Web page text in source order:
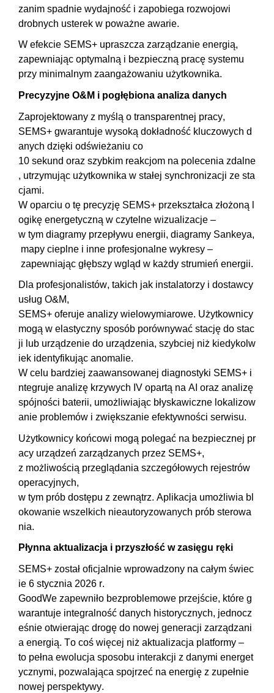
zanim spadnie wydajność i zapobiega rozwojowi
drobnych usterek w poważne awarie.
W efekcie SEMS+ upraszcza zarządzanie energią,
zapewniając optymalną i bezpieczną pracę systemu
przy minimalnym zaangażowaniu użytkownika.
Precyzyjne O&M i pogłębiona analiza danych
Zaprojektowany z myślą o transparentnej pracy,
SEMS+ gwarantuje wysoką dokładność kluczowych d
anych dzięki odświeżaniu co
10 sekund oraz szybkim reakcjom na polecenia zdalne
, utrzymując użytkownika w stałej synchronizacji ze sta
cjami.
W oparciu o tę precyzję SEMS+ przekształca złożoną
ogikę energetyczną w czytelne wizualizacje –
w tym diagramy przepływu energii, diagramy Sankeya,
mapy cieplne i inne profesjonalne wykresy –
zapewniając głębszy wgląd w każdy strumień energii.
Dla profesjonalistów, takich jak instalatorzy i dostawcy
usług O&M,
SEMS+ oferuje analizy wielowymiarowe. Użytkownicy
mogą w elastyczny sposób porównywać stację do stac
ji lub urządzenie do urządzenia, szybciej niż kiedykolw
iek identyfikując anomalie.
W celu bardziej zaawansowanej diagnostyki SEMS+ i
ntegruje analizę krzywych IV opartą na AI oraz analizę
spójności baterii, umożliwiając błyskawiczne lokalizow
anie problemów i zwiększanie efektywności serwisu.
Użytkownicy końcowi mogą polegać na bezpiecznej pr
acy urządzeń zarządzanych przez SEMS+,
z możliwością przeglądania szczegółowych rejestrów
operacyjnych,
w tym prób dostępu z zewnątrz. Aplikacja umożliwia bl
okowanie wszelkich nieautoryzowanych prób sterowa
nia.
Płynna aktualizacja i przyszłość wzasięgu ręki
SEMS+ został oficjalnie wprowadzony na całym świec
ie 6 stycznia 2026 r.
GoodWe zapewniło bezproblemowe przejście, które g
warantuje integralność danych historycznych, jednocz
eśnie otwierając drogę do nowej generacji zarządzani
a energią. To coś więcej niż aktualizacja platformy –
to pełna ewolucja sposobu interakcji z danymi energet
ycznymi, pozwalająca spojrzeć na energię z zupełnie
nowej perspektywy.